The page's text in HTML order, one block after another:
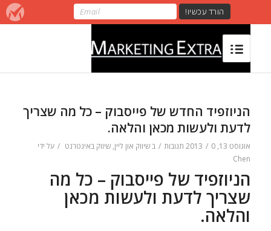
הניוזפיד החדש של פייסבוק – כל מה שצריך
לדעת ולעשות מכאן והלאה.
אוגוסט 13, 2013 / 0 תגובות / בשיווק און ליין, שיווק באינטרנט / על ידי
Chen
הניוזפיד של פייסבוק – כל מה
שצריך לדעת ולעשות מכאן
והלאה.